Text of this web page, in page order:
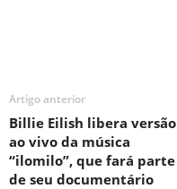
Artigo anterior
Billie Eilish libera versão
ao vivo da música
“ilomilo”, que fará parte
de seu documentário